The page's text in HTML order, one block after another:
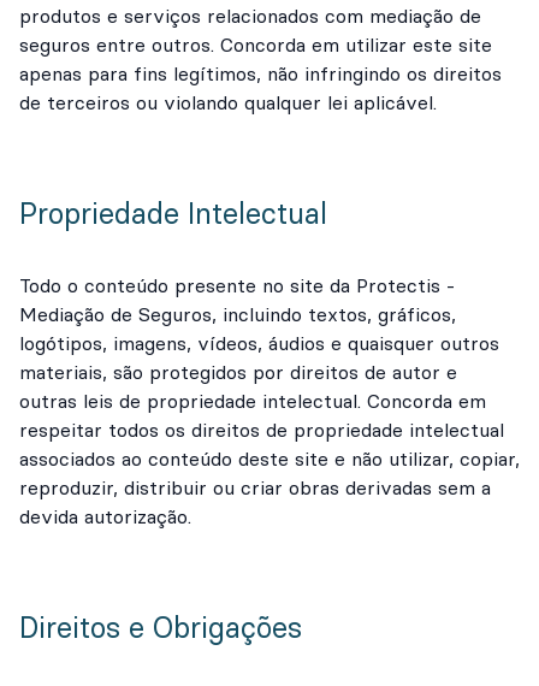
produtos e serviços relacionados com mediação de
seguros entre outros. Concorda em utilizar este site
apenas para fins legítimos, não infringindo os direitos
de terceiros ou violando qualquer lei aplicável.
Propriedade Intelectual
Todo o conteúdo presente no site da Protectis -
Mediação de Seguros, incluindo textos, gráficos,
logótipos, imagens, vídeos, áudios e quaisquer outros
materiais, são protegidos por direitos de autor e
outras leis de propriedade intelectual. Concorda em
respeitar todos os direitos de propriedade intelectual
associados ao conteúdo deste site e não utilizar, copiar,
reproduzir, distribuir ou criar obras derivadas sem a
devida autorização.
Direitos e Obrigações